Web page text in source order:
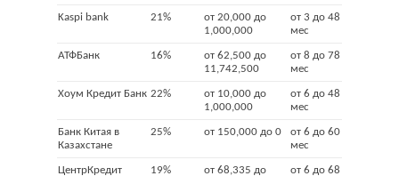
Kaspi bank 21%
от 20,000 до
1,000,000
от 3 до 48
мес
АТФБанк 16%
от 62,500 до
11,742,500
от 8 до 78
мес
Хоум Кредит Банк 22%
от 10,000 до
1,000,000
от 6 до 48
мес
Банк Китая в
Казахстане
25% от 150,000 до 0
от 6 до 60
мес
ЦентрКредит 19%
от 68,335 до
от 6 до 68